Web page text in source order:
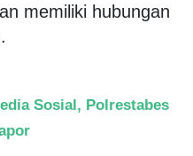
memiliki hubungan
Sosial, Polrestabes